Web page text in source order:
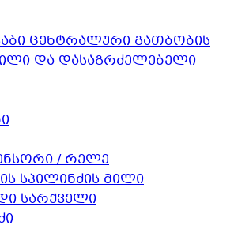
ცენტრალური გათბობის
და დასაგრძელებელი
/ რელე
სპილინძის მილი
სარქველი